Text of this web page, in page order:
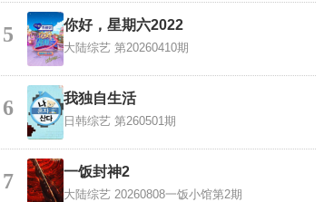
5 你好，星期六2022
大陆综艺 第20260410期
6 我独自生活
日韩综艺 第260501期
7 一饭封神2
大陆综艺 20260808一饭小馆第2期